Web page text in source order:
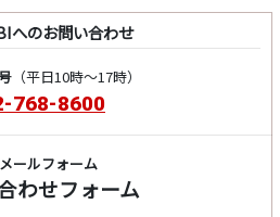
へのお問い合わせ
（平日10時～17時）
768-8600
メールフォーム
わせフォーム